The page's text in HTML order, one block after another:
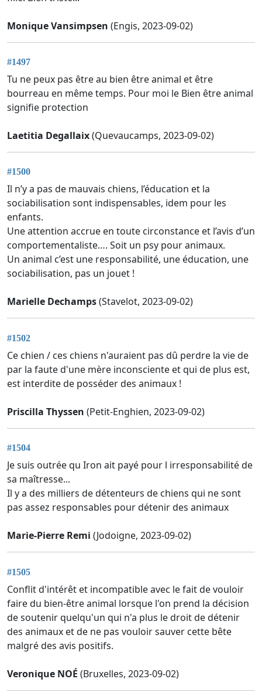
Monique Vansimpsen (Engis, 2023-09-02)
#1497
Tu ne peux pas être au bien être animal et être
bourreau en même temps. Pour moi le Bien être animal
signifie protection
Laetitia Degallaix(Quevaucamps, 2023-09-02)
#1500
Il n’y a pas de mauvais chiens, l’éducation et la
sociabilisation sont indispensables, idem pour les
enfants.
Une attention accrue en toute circonstance et l’avis d’un
comportementaliste…. Soit un psy pour animaux.
Un animal c’est une responsabilité, une éducation, une
sociabilisation, pas un jouet !
Marielle Dechamps(Stavelot, 2023-09-02)
#1502
Ce chien / ces chiens n'auraient pas dû perdre la vie de
par la faute d'une mère inconsciente et qui de plus est,
est interdite de posséder des animaux !
Priscilla Thyssen (Petit-Enghien, 2023-09-02)
#1504
Je suis outrée qu Iron ait payé pour l irresponsabilité de
sa maîtresse...
Il y a des milliers de détenteurs de chiens qui ne sont
pas assez responsables pour détenir des animaux
Marie-Pierre Remi (Jodoigne, 2023-09-02)
#1505
Conflit d'intérêt et incompatible avec le fait de vouloir
faire du bien-être animal lorsque l'on prend la décision
de soutenir quelqu'un qui n'a plus le droit de détenir
des animaux et de ne pas vouloir sauver cette bête
malgré des avis positifs.
Veronique NOÉ (Bruxelles, 2023-09-02)